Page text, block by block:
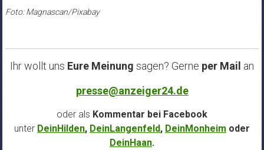
Foto: Magnascan/Pixabay
Ihr wollt uns Eure Meinung sagen? Gerne per Mail an
presse@anzeiger24.de
oder als Kommentar bei Facebook
unter DeinHilden, DeinLangenfeld, DeinMonheim oder
DeinHaan.